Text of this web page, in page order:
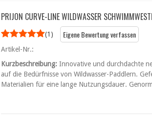
PRIJON CURVE-LINE WILDWASSER
(1 ) Eigene Bewertung verfassen
Artikel-Nr.:
Kurzbeschreibung: Innovative und durchdachte
auf die Bedürfnisse von Wildwasser-Paddlern.
Materialien für eine lange Nutzungsdauer.